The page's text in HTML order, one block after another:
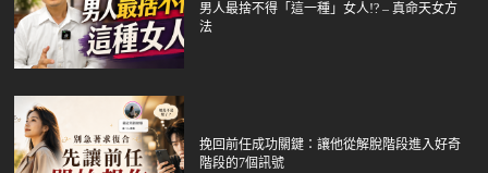
男人最捨不得「這一種」女人!? – 真命天女方
法
挽回前任成功關鍵：讓他從解脫階段進入好奇
階段的7個訊號